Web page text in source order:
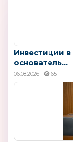
Инвестиции
основатель...
06.08.2026 65